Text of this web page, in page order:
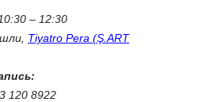
– 12:30
Tiyatro Pera (Ş.ART
120 8922